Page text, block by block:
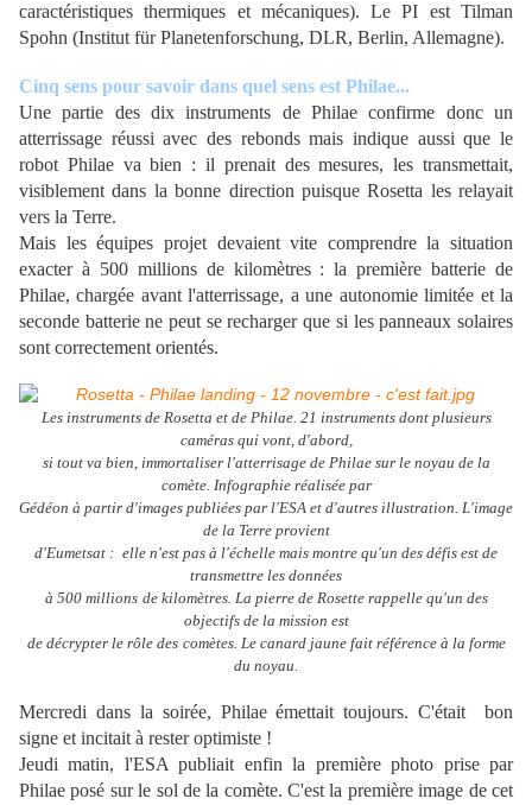
caractéristiques thermiques et mécaniques). Le PI est Tilman
Spohn (Institut für Planetenforschung, DLR, Berlin, Allemagne).
Cinq sens pour savoir dans quel sens est Philae...
Une partie des dix instruments de Philae confirme donc un
atterrissage réussi avec des rebonds mais indique aussi que le
robot Philae va bien : il prenait des mesures, les transmettait,
visiblement dans la bonne direction puisque Rosetta les relayait
vers la Terre.
Mais les équipes projet devaient vite comprendre la situation
exacter à 500 millions de kilomètres : la première batterie de
Philae, chargée avant l'atterrissage, a une autonomie limitée et la
seconde batterie ne peut se recharger que si les panneaux solaires
sont correctement orientés.
Les instruments de Rosetta et de Philae. 21 instruments dont plusieurs
caméras qui vont, d'abord,
si tout va bien, immortaliser l'atterrisage de Philae sur le noyau de la
comète. Infographie réalisée par
Gédéon à partir d'images publiées par l'ESA et d'autres illustration. L'image
de la Terre provient
d'Eumetsat : elle n'est pas à l'échelle mais montre qu'un des défis est de
transmettre les données
à 500 millions de kilomètres. La pierre de Rosette rappelle qu'un des
objectifs de la mission est
de décrypter le rôle des comètes. Le canard jaune fait référence à la forme
du noyau.
Mercredi dans la soirée, Philae émettait toujours. C'était bon
signe et incitait à rester optimiste !
Jeudi matin, l'ESA publiait enfin la première photo prise par
Philae posé sur le sol de la comète. C'est la première image de cet